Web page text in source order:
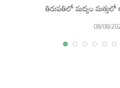
తిరుపతిలో మద్యం మత్తులో
08/08/